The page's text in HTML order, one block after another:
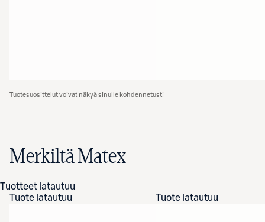
Tuotesuosittelut voivat näkyä sinulle kohdennetusti
Merkiltä Matex
Tuotteet latautuu
Tuote latautuu
Tuote latautuu